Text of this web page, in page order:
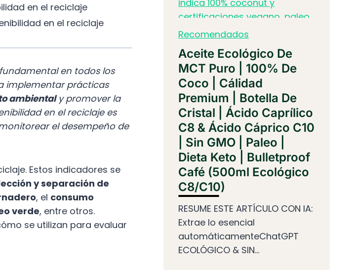
en el reciclaje
en el reciclaje
en todos los
implementar prácticas
ambientaly promover la
en el reciclaje es
el desempeño de
Estos indicadores se
y separación de
, el consumo
verde, entre otros.
se utilizan para evaluar
Recomendados
Aceite Ecológico De
MCT Puro | 100% De
Coco | Cálidad
Premium | Botella De
Cristal | Ácido Caprílico
C8 & Ácido Cáprico C10
| Sin GMO | Paleo |
Dieta Keto | Bulletproof
Café (500ml Ecológico
C8/C10)
RESUME ESTE ARTÍCULO CON IA:
Extrae lo esencial
automáticamenteChatGPT
ECOLÓGICO & SIN...